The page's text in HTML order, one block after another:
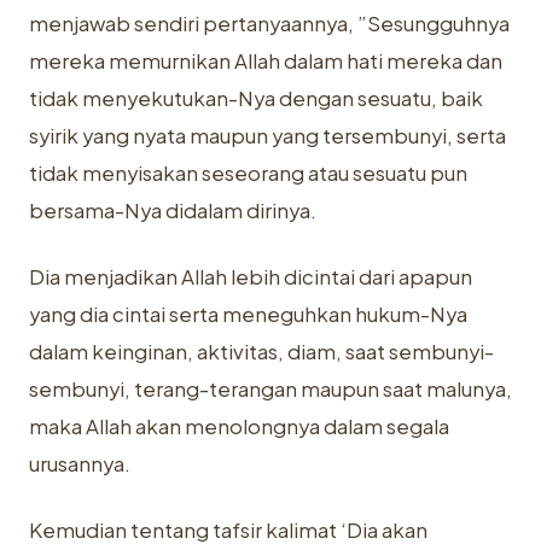
menjawab ‎sendiri pertanyaannya, ”Sesungguhnya
mereka memurnikan Allah dalam hati ‎mereka dan
tidak menyekutukan-Nya dengan sesuatu, baik
syirik yang nyata ‎maupun yang tersembunyi, serta
tidak menyisakan seseorang atau sesuatu ‎pun
bersama-Nya didalam dirinya.
Dia menjadikan Allah lebih dicintai dari ‎apapun
yang dia cintai serta meneguhkan hukum-Nya
dalam keinginan, ‎aktivitas, diam, saat sembunyi-
sembunyi, terang-terangan maupun saat ‎malunya,
maka Allah akan menolongnya dalam segala
urusannya.‎
Kemudian tentang tafsir kalimat ‘Dia akan